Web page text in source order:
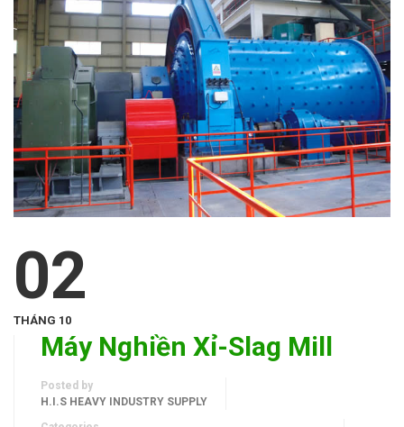
02
THÁNG 10
Máy Nghiền Xỉ-Slag Mill
Posted by
H.I.S HEAVY INDUSTRY SUPPLY